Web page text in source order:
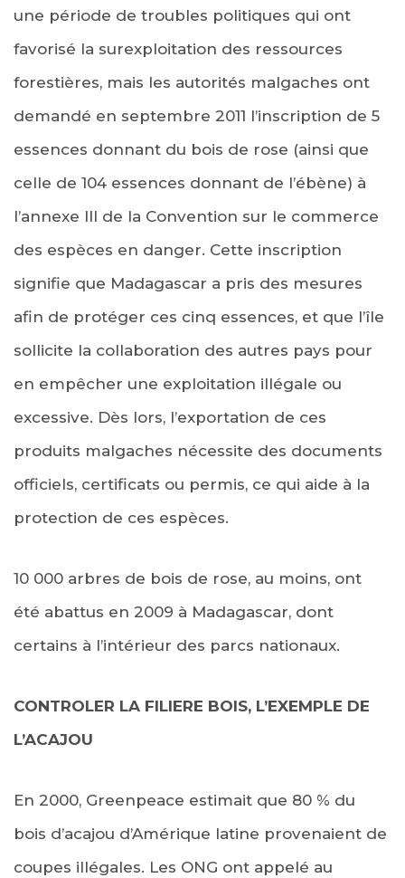
une période de troubles politiques qui ont
favorisé la surexploitation des ressources
forestières, mais les autorités malgaches ont
demandé en septembre 2011 l’inscription de 5
essences donnant du bois de rose (ainsi que
celle de 104 essences donnant de l’ébène) à
l’annexe III de la Convention sur le commerce
des espèces en danger. Cette inscription
signifie que Madagascar a pris des mesures
afin de protéger ces cinq essences, et que l’île
sollicite la collaboration des autres pays pour
en empêcher une exploitation illégale ou
excessive. Dès lors, l’exportation de ces
produits malgaches nécessite des documents
officiels, certificats ou permis, ce qui aide à la
protection de ces espèces.
10 000 arbres de bois de rose, au moins, ont
été abattus en 2009 à Madagascar, dont
certains à l’intérieur des parcs nationaux.
CONTROLER LA FILIERE BOIS, L’EXEMPLE DE
L’ACAJOU
En 2000, Greenpeace estimait que 80 % du
bois d’acajou d’Amérique latine provenaient de
coupes illégales. Les ONG ont appelé au